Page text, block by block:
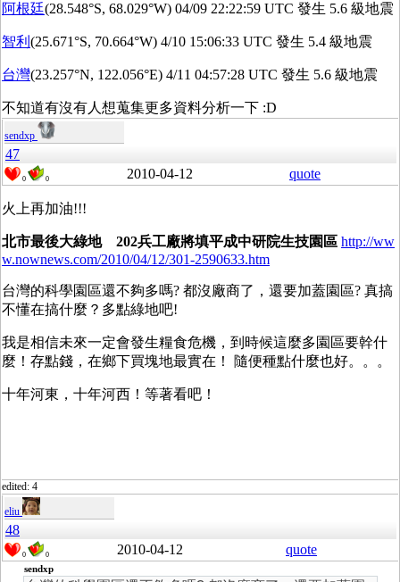
阿根廷(28.548°S, 68.029°W) 04/09 22:22:59 UTC 發生 5.6 級地震
智利 (25.671°S, 70.664°W) 4/10 15:06:33 UTC 發生 5.4 級地震
台灣(23.257°N, 122.056°E) 4/11 04:57:28 UTC 發生 5.6 級地震
不知道有沒有人想蒐集更多資料分析一下 :D
sendxp
47
0 0 2010-04-12 quote
火上再加油!!!
北市最後大綠地 202兵工廠將填平成中研院生技園區 http://ww
w.nownews.com/2010/04/12/301-2590633.htm
台灣的科學園區還不夠多嗎? 都沒廠商了，還要加蓋園區? 真搞
不懂在搞什麼？多點綠地吧!
我是相信未來一定會發生糧食危機，到時候這麼多園區要幹什
麼！存點錢，在鄉下買塊地最實在！ 隨便種點什麼也好。。。
十年河東，十年河西！等著看吧！
edited: 4
eliu
48
0 0 2010-04-12 quote
sendxp